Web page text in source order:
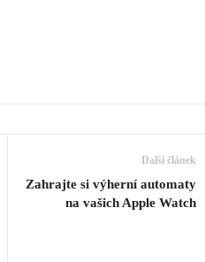
Další článek
Zahrajte si výherní automaty
na vašich Apple Watch